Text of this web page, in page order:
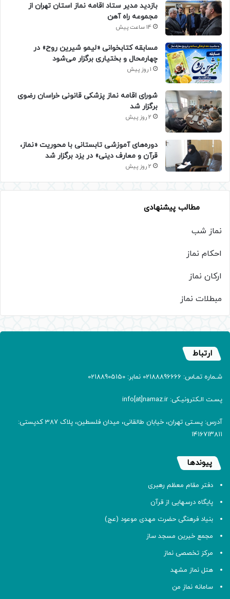
بازدید مدیر ستاد اقامه نماز استان تهران از
مجموعه راه آهن
14 ساعت پیش
مسابقه کتابخوانی «لیمو شیرین روح» در
چهارمحال و بختیاری برگزار می‌شود
1 روز پیش
شورای اقامه نماز پزشکی قانونی خراسان رضوی
برگزار شد
2 روز پیش
دوره‌های آموزشی تابستانی با محوریت «نماز،
قرآن و معارف دینی» در یزد برگزار شد
2 روز پیش
مطالب پیشنهادی
نماز شب
احکام نماز
ارکان نماز
مبطلات نماز
ارتباط
شـماره تمـاس: 02188896666 نمابر: 02188905150
پسـت الـکترونیـکی: info[at]namaz.ir
آدرس: پسـتی تهران، خیابان طالقانی، میدان فلسطین، پلاک 387 کدپستی:
۱۴۱۶۷۱۳۸۱۱
پیوندها
دفتر مقام معظم رهبری
پایگاه درسهایی از قرآن
بنیاد فرهنگی حضرت مهدی موعود (عج)
مجمع خیرین مسجد ساز
مرکز تخصصی نماز
هتل نماز مشهد
سامانه نماز من